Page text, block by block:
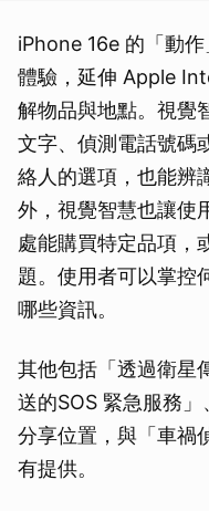
iPhone 16e 的「動
體驗，延伸 Apple
解物品與地點。視覺
文字、偵測電話號碼
絡人的選項，也能辨
外，視覺智慧也讓使
處能購買特定品項，
題。使用者可以掌控
哪些資訊。
其他包括「透過衛星
送的SOS 緊急服務
分享位置，與「車禍
有提供。